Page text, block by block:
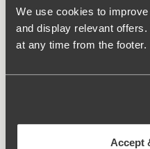
We use cookies to
and display relevant
at any time from the footer.
Accept
material av återvunnen
midja samt korta ben.
heltäckande känsla.
inte ner och tappar inte
flatlocksöm i
gör att trosan inte skär in.
Bomullsfodrad gren.